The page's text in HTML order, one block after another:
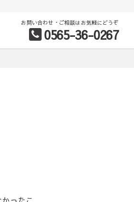
お問い合わせ・ご相談はお気軽にどうぞ
0565-36-0267